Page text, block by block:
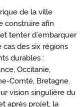
de la ville
construire afin
tenter d’embarquer
cas des six régions
durables :
Occitanie,
Comté, Bretagne.
vision singulière du
après projet, la